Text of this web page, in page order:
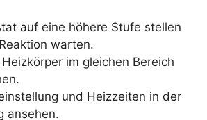
auf eine höhere Stufe stellen
warten.
im gleichen Bereich
und Heizzeiten in der
ansehen.